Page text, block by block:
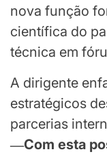
nova função
científica do
técnica em
A dirigente
estratégicos
parcerias
―Com esta